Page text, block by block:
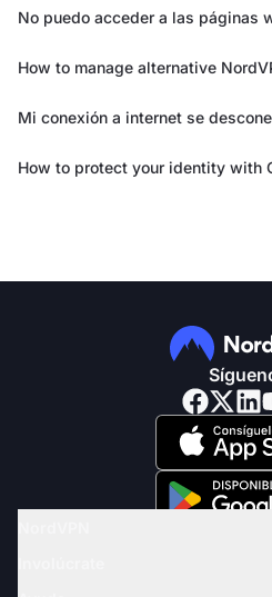
No puedo acceder a las páginas
How to manage alternative
Mi conexión a internet se
How to protect your identity with